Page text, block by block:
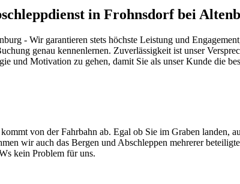
in Frohnsdorf bei
- Wir garantieren stets höchste Leistung und
genau kennenlernen. Zuverlässigkeit ist unser
und Motivation zu gehen, damit Sie als unser Kunde die
von der Fahrbahn ab. Egal ob Sie im Graben landen,
wir auch das Bergen und Abschleppen mehrerer
kein Problem für uns.